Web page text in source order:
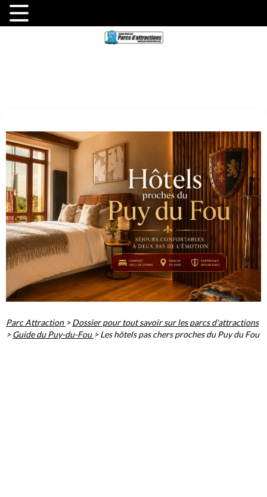
Parc Attraction >Dossier pour tout savoir sur les parcs d'attractions
>Guide du Puy-du-Fou >Les hôtels pas chers proches du Puy du Fou